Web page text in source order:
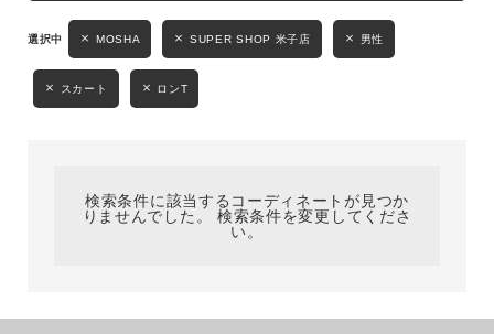
性別
MENS LADIES KIDS
ブランド
MOSHA SUPER SHOP 米子店 男性
スカート ロンT
検索条件に該当するコーディネートが見つか
りませんでした。 検索条件を変更してくださ
い。